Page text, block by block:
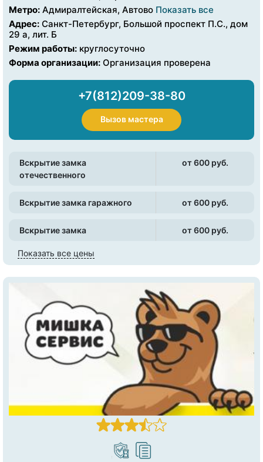
Метро: Адмиралтейская, Автово Показать все
Адрес: Санкт-Петербург, Большой проспект П.С., дом
29 а, лит. Б
Режим работы: круглосуточно
Форма организации: Организация проверена
+7(812)209-38-80
Вызов мастера
Вскрытие замка
отечественного
от 600 pуб.
Вскрытие замка гаражного от 600 pуб.
Вскрытие замка от 600 pуб.
Показать все цены